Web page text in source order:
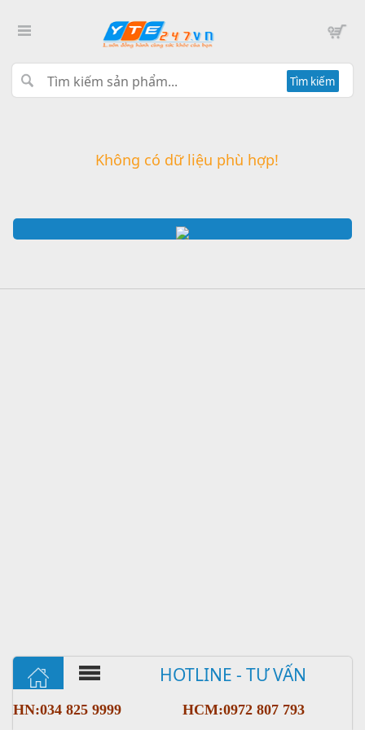
Tìm kiếm
HOTLINE - TƯ VẤN
HN:034 825 9999 HCM:0972 807 793
Không có dữ liệu phù hợp!